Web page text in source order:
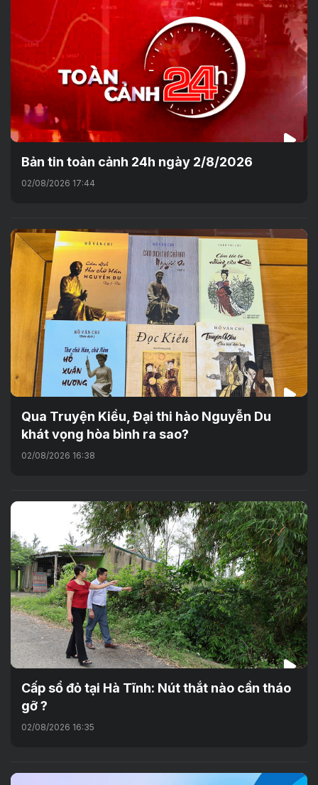
Bản tin toàn cảnh 24h ngày 2/8/2026
02/08/2026 17:44
Qua Truyện Kiều, Đại thi hào Nguyễn Du
khát vọng hòa bình ra sao?
02/08/2026 16:38
Cấp sổ đỏ tại Hà Tĩnh: Nút thắt nào cần tháo
gỡ ?
02/08/2026 16:35